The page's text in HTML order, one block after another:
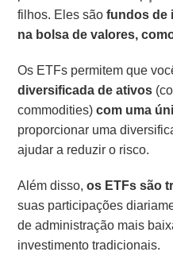
filhos. Eles sãofundos de
na bolsa de valores,
Os ETFs permitem que
diversificada de ativos
commodities)com uma
proporcionar uma
ajudar a reduzir o risco.
Além disso,os ETFs são
suas participações
de administração mais
investimento tradicionais.